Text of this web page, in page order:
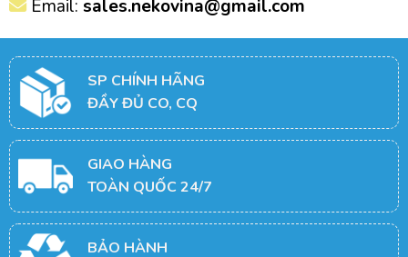
Email: sales.nekovina@gmail.com
SP CHÍNH HÃNG
ĐẦY ĐỦ CO, CQ
GIAO HÀNG
TOÀN QUỐC 24/7
BẢO HÀNH